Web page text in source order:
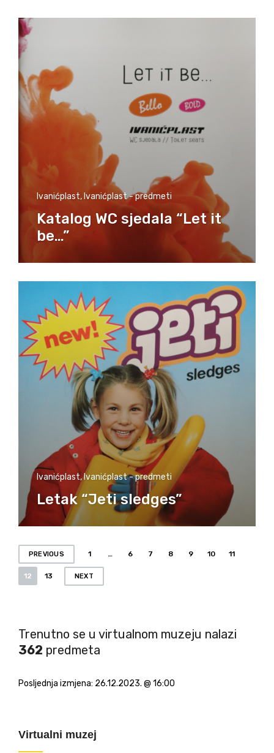
Ivanićplast, Ivanićplast - predmeti
Katalog WC sjedala “Let it
be…”
Ivanićplast,Ivanićplast - predmeti
Letak “Jeti sledges”
o
s
n
v
a
PREVIOUS 1 … 6 7 8 9 10 11
12 13 NEXT
Trenutno se u virtualnom muzeju nalazi
362 predmeta
Posljednja izmjena: 26.12.2023. @ 16:00
Virtualni muzej